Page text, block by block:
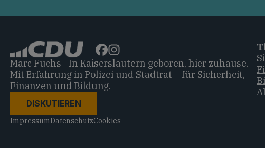
Marc Fuchs - In Kaiserslautern geboren, hier zuhause.
Mit Erfahrung in Polizei und Stadtrat – für Sicherheit,
Finanzen und Bildung.
DISKUTIEREN
ImpressumDatenschutzCookies